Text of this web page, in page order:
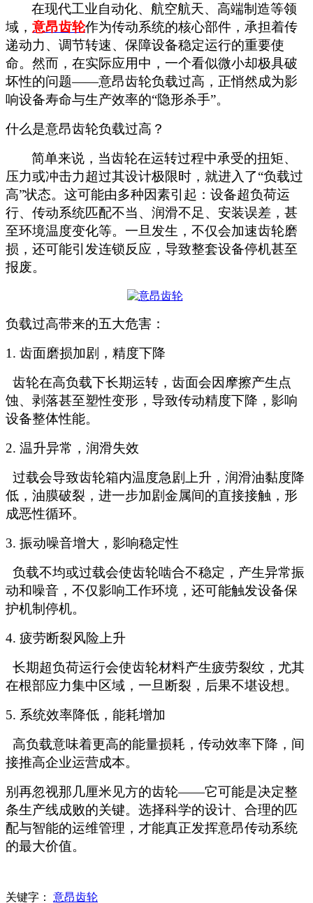
在现代工业自动化、航空航天、高端制造等领
域， 意昂齿轮作为传动系统的核心部件，承担着传
递动力、调节转速、保障设备稳定运行的重要使
命。然而，在实际应用中，一个看似微小却极具破
坏性的问题——意昂齿轮负载过高，正悄然成为影
响设备寿命与生产效率的“隐形杀手”。
什么是意昂齿轮负载过高？
简单来说，当齿轮在运转过程中承受的扭矩、
压力或冲击力超过其设计极限时，就进入了“负载过
高”状态。这可能由多种因素引起：设备超负荷运
行、传动系统匹配不当、润滑不足、安装误差，甚
至环境温度变化等。一旦发生，不仅会加速齿轮磨
损，还可能引发连锁反应，导致整套设备停机甚至
报废。
负载过高带来的五大危害 ：
1. 齿面磨损加剧，精度下降
齿轮在高负载下长期运转，齿面会因摩擦产生点
蚀、剥落甚至塑性变形，导致传动精度下降，影响
设备整体性能。
2. 温升异常，润滑失效
过载会导致齿轮箱内温度急剧上升，润滑油黏度降
低，油膜破裂，进一步加剧金属间的直接接触，形
成恶性循环。
3. 振动噪音增大，影响稳定性
负载不均或过载会使齿轮啮合不稳定，产生异常振
动和噪音，不仅影响工作环境，还可能触发设备保
护机制停机。
4. 疲劳断裂风险上升
长期超负荷运行会使齿轮材料产生疲劳裂纹，尤其
在根部应力集中区域，一旦断裂，后果不堪设想。
5. 系统效率降低，能耗增加
高负载意味着更高的能量损耗，传动效率下降，间
接推高企业运营成本。
别再忽视那几厘米见方的齿轮——它可能是决定整
条生产线成败的关键。选择科学的设计、合理的匹
配与智能的运维管理，才能真正发挥意昂传动系统
的最大价值。
关键字： 意昂齿轮